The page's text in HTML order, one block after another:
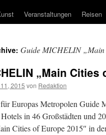
Veranstaltungen Reisen
Guide MICHELIN „Main
„Main Cities
2015 von Redaktion
Europas Metropolen
Hotels in 46 Großstädten und
Cities of Europe 2015″ in